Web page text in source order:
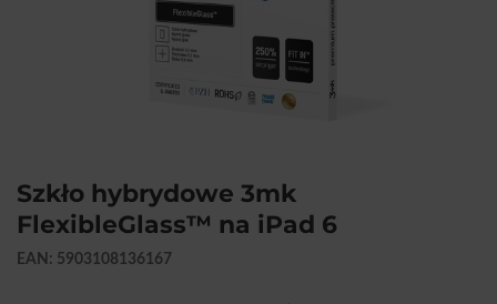
Szkło hybrydowe 3mk
FlexibleGlass™ na iPad 6
EAN: 5903108136167